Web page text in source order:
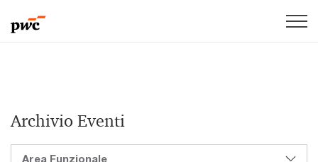
Archivio Eventi